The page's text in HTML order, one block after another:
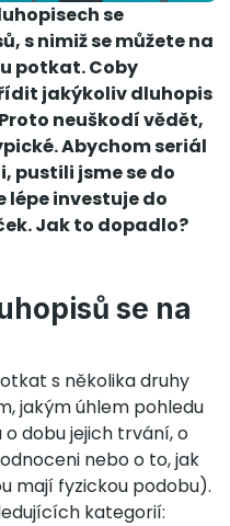
se
s nimiž se můžete na
potkat. Coby
jakýkoliv dluhopis
neuškodí vědět,
Abychom seriál
pustili jsme se do
lépe investuje do
Jak to dopadlo?
se na
s několika druhy
jakým úhlem pohledu
dobu jejich trvání, o
nebo o to, jak
mají fyzickou podobu).
kategorií: